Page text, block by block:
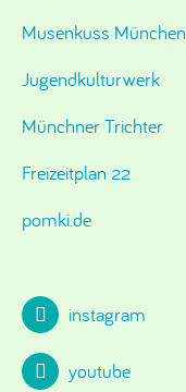
Musenkuss München
Jugendkulturwerk
Münchner Trichter
Freizeitplan 22
pomki.de
instagram
youtube